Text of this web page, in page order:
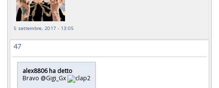
5 settembre, 2017 - 13:05
47
alex8806 ha detto
Bravo @Gigi_Gx